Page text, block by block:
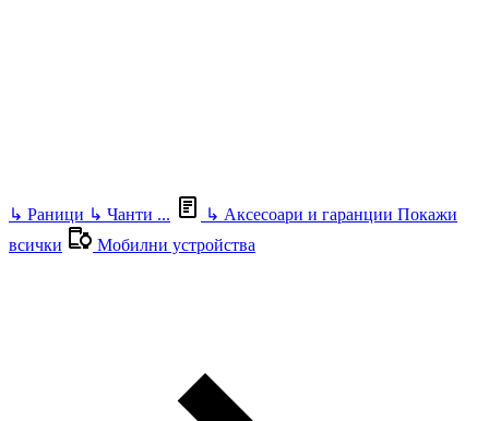
↳ Раници ↳ Чанти ... ↳ Аксесоари и гаранции Покажи
всички
Мобилни устройства